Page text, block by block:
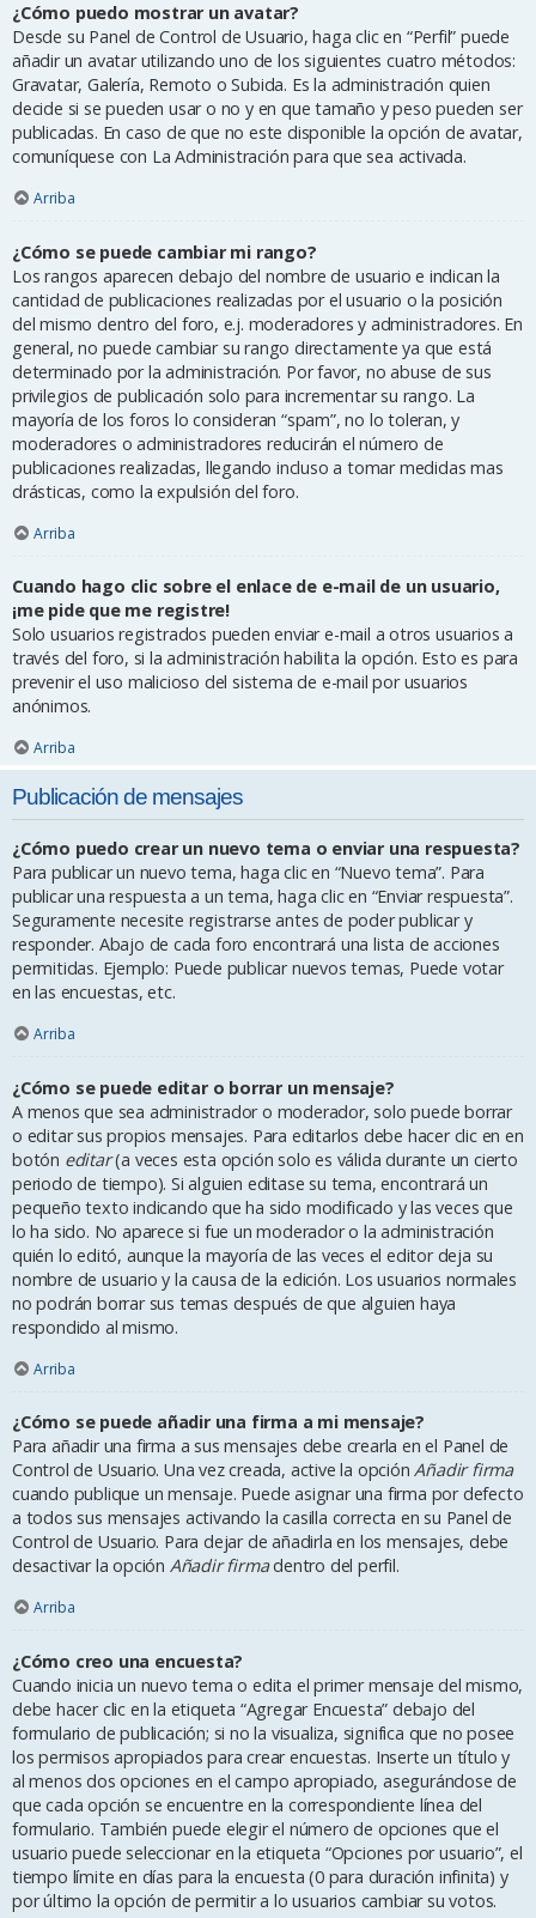
¿Cómo puedo mostrar un avatar?
Desde su Panel de Control de Usuario, haga clic en “Perfil” puede
añadir un avatar utilizando uno de los siguientes cuatro métodos:
Gravatar, Galería, Remoto o Subida. Es la administración quien
decide si se pueden usar o no y en que tamaño y peso pueden ser
publicadas. En caso de que no este disponible la opción de avatar,
comuníquese con La Administración para que sea activada.
Arriba
¿Cómo se puede cambiar mi rango?
Los rangos aparecen debajo del nombre de usuario e indican la
cantidad de publicaciones realizadas por el usuario o la posición
del mismo dentro del foro, e.j. moderadores y administradores. En
general, no puede cambiar su rango directamente ya que está
determinado por la administración. Por favor, no abuse de sus
privilegios de publicación solo para incrementar su rango. La
mayoría de los foros lo consideran “spam”, no lo toleran, y
moderadores o administradores reducirán el número de
publicaciones realizadas, llegando incluso a tomar medidas mas
drásticas, como la expulsión del foro.
Arriba
Cuando hago clic sobre el enlace de e-mail de un usuario,
¡me pide que me registre!
Solo usuarios registrados pueden enviar e-mail a otros usuarios a
través del foro, si la administración habilita la opción. Esto es para
prevenir el uso malicioso del sistema de e-mail por usuarios
anónimos.
Arriba
Publicación de mensajes
¿Cómo puedo crear un nuevo tema o enviar una respuesta?
Para publicar un nuevo tema, haga clic en “Nuevo tema”. Para
publicar una respuesta a un tema, haga clic en “Enviar respuesta”.
Seguramente necesite registrarse antes de poder publicar y
responder. Abajo de cada foro encontrará una lista de acciones
permitidas. Ejemplo: Puede publicar nuevos temas, Puede votar
en las encuestas, etc.
Arriba
¿Cómo se puede editar o borrar un mensaje?
A menos que sea administrador o moderador, solo puede borrar
o editar sus propios mensajes. Para editarlos debe hacer clic en en
botón editar(a veces esta opción solo es válida durante un cierto
periodo de tiempo). Si alguien editase su tema, encontrará un
pequeño texto indicando que ha sido modificado y las veces que
lo ha sido. No aparece si fue un moderador o la administración
quién lo editó, aunque la mayoría de las veces el editor deja su
nombre de usuario y la causa de la edición. Los usuarios normales
no podrán borrar sus temas después de que alguien haya
respondido al mismo.
Arriba
¿Cómo se puede añadir una firma a mi mensaje?
Para añadir una firma a sus mensajes debe crearla en el Panel de
Control de Usuario. Una vez creada, active la opciónAñadir firma
cuando publique un mensaje. Puede asignar una firma por defecto
a todos sus mensajes activando la casilla correcta en su Panel de
Control de Usuario. Para dejar de añadirla en los mensajes, debe
desactivar la opción Añadir firmadentro del perfil.
Arriba
¿Cómo creo una encuesta?
Cuando inicia un nuevo tema o edita el primer mensaje del mismo,
debe hacer clic en la etiqueta “Agregar Encuesta” debajo del
formulario de publicación; si no la visualiza, significa que no posee
los permisos apropiados para crear encuestas. Inserte un título y
al menos dos opciones en el campo apropiado, asegurándose de
que cada opción se encuentre en la correspondiente línea del
formulario. También puede elegir el número de opciones que el
usuario puede seleccionar en la etiqueta “Opciones por usuario”, el
tiempo límite en días para la encuesta (0 para duración infinita) y
por último la opción de permitir a lo usuarios cambiar su votos.